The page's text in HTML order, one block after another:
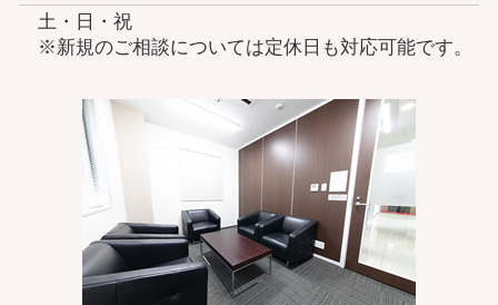
土・日・祝
※新規のご相談については定休日も対応可能です。